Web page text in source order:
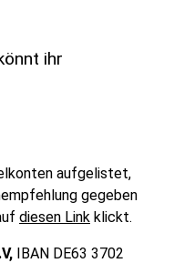
ihr
aufgelistet,
gegeben
diesen Link klickt.
IBAN DE63 3702